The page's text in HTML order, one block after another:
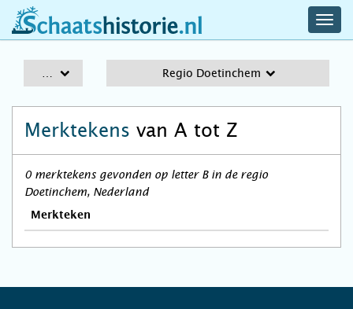
schaatshistorie.nl
Regio Doetinchem
Merktekens van A tot Z
0 merktekens gevonden op letter B in de regio
Doetinchem, Nederland
Merkteken